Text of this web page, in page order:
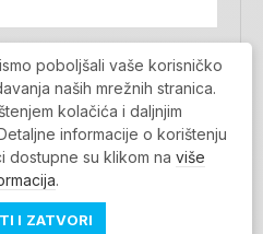
spremaju u bazu
slanja MojaRijeka
NEWSLETTER
SE
poboljšali vaše korisničko
naših mrežnih stranica.
kolačića i daljnjim
informacije o korištenju
dostupne su klikom na više
.
I ZATVORI